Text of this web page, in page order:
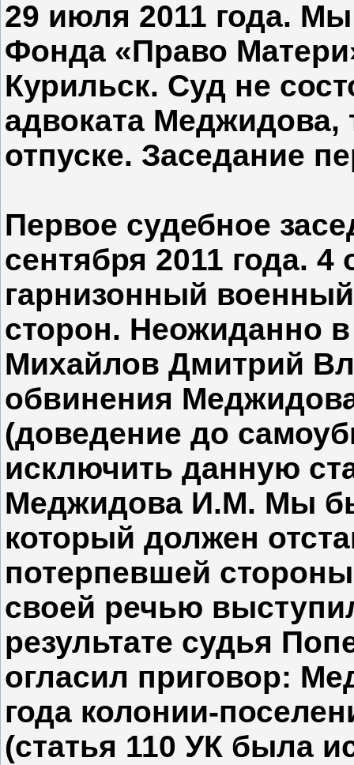
29 июля 2011 года.
Фонда «Право
Курильск. Суд не
адвоката Меджидова,
отпуске. Заседание
Первое судебное
сентября 2011 года.
гарнизонный
сторон. Неожиданно
Михайлов Дмитрий
обвинения
(доведение до
исключить данную
Меджидова И.М. Мы
который должен
потерпевшей
своей речью
результате судья
огласил приговор:
года колонии-
(статья 110 УК была